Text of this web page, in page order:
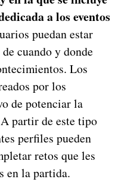
a los eventos
puedan estar
cuando y donde
Los
por los
de potenciar la
partir de este tipo
perfiles pueden
retos que les
en la partida.